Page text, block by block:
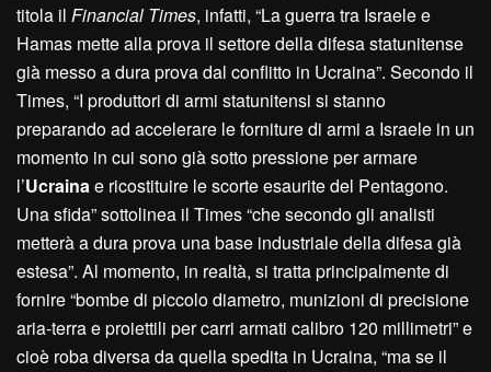
titola il Financial Times, infatti, “La guerra tra Israele e
Hamas mette alla prova il settore della difesa statunitense
già messo a dura prova dal conflitto in Ucraina”. Secondo il
Times, “I produttori di armi statunitensi si stanno
preparando ad accelerare le forniture di armi a Israele in un
momento in cui sono già sotto pressione per armare
l’Ucrainae ricostituire le scorte esaurite del Pentagono.
Una sfida” sottolinea il Times “che secondo gli analisti
metterà a dura prova una base industriale della difesa già
estesa”. Al momento, in realtà, si tratta principalmente di
fornire “bombe di piccolo diametro, munizioni di precisione
aria-terra e proiettili per carri armati calibro 120 millimetri” e
cioè roba diversa da quella spedita in Ucraina, “ma se il